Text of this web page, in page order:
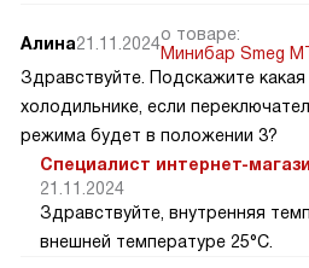
Алина21.11.2024о товаре:
Минибар Smeg
Здравствуйте. Подскажите
холодильнике, если
режима будет в положении 3?
Специалист интернет-
21.11.2024
Здравствуйте, внутренняя
внешней температуре 25°C.